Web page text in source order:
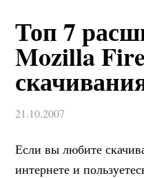
Топ 7
Mozilla
21.10.2007
Если вы любите
интернете и